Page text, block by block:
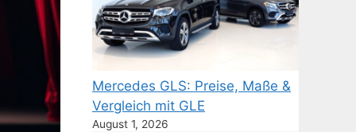
Mercedes GLS: Preise, Maße &
Vergleich mit GLE
August 1, 2026